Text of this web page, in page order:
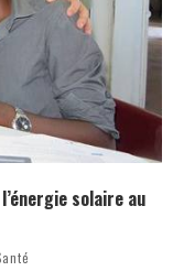
solaire au